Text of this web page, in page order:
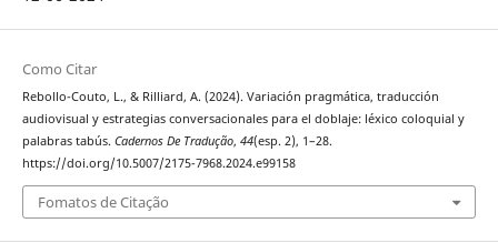
Como Citar
Rebollo-Couto, L., & Rilliard, A. (2024). Variación pragmática, traducción
audiovisual y estrategias conversacionales para el doblaje: léxico coloquial y
palabras tabús. Cadernos De Tradução, 44(esp. 2), 1–28.
https://doi.org/10.5007/2175-7968.2024.e99158
Fomatos de Citação